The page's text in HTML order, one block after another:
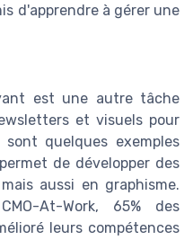
d'apprendre à gérer une
est une autre tâche
et visuels pour
sont quelques exemples
de développer des
aussi en graphisme.
At-Work, 65% des
leurs compétences